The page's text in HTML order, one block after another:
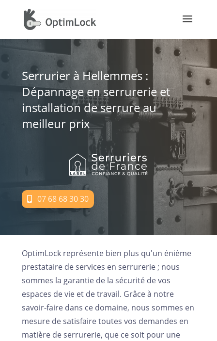
Serrurier à Hellemmes :
Dépannage en serrurerie et
installation de serrure au
meilleur prix
07 68 68 30 30
OptimLock représente bien plus qu'un énième
prestataire de services en serrurerie ; nous
sommes la garantie de la sécurité de vos
espaces de vie et de travail. Grâce à notre
savoir-faire dans ce domaine, nous sommes en
mesure de satisfaire toutes vos demandes en
matière de serrurerie, que ce soit pour une